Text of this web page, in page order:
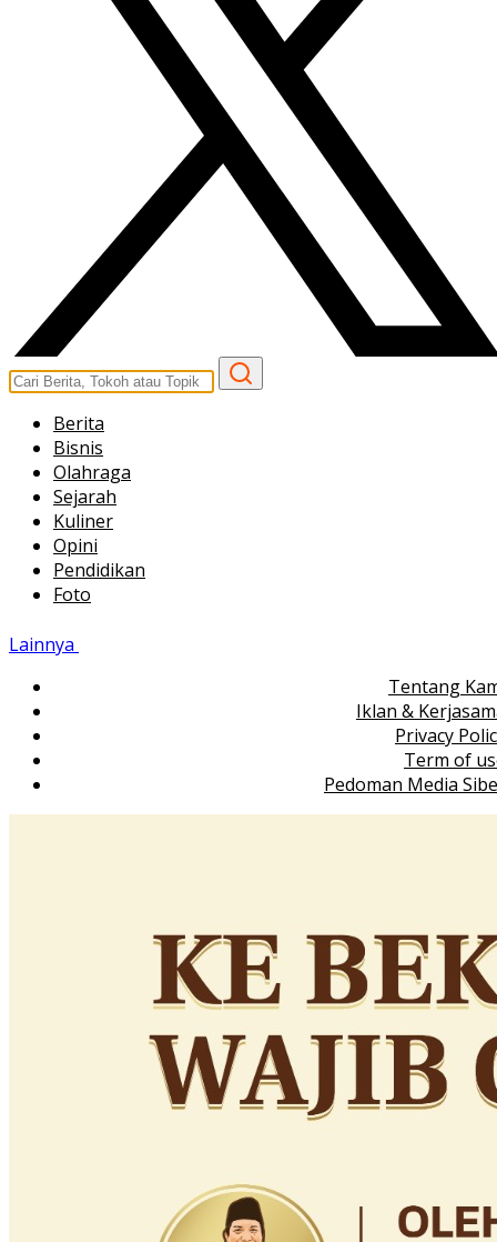
Berita
Bisnis
Olahraga
Sejarah
Kuliner
Opini
Pendidikan
Foto
Lainnya
Tentang
Iklan &
Privacy
Term of
Pedoman Media